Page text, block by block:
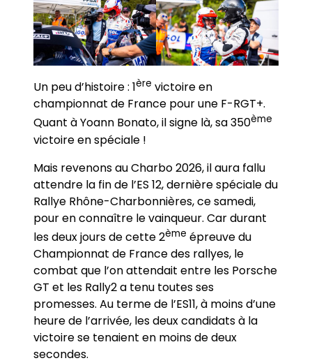
Un peu d’histoire : 1ère victoire en
championnat de France pour une F-RGT+.
Quant à Yoann Bonato, il signe là, sa 350ème
victoire en spéciale !
Mais revenons au Charbo 2026, il aura fallu
attendre la fin de l’ES 12, dernière spéciale du
Rallye Rhône-Charbonnières, ce samedi,
pour en connaître le vainqueur. Car durant
les deux jours de cette 2ème épreuve du
Championnat de France des rallyes, le
combat que l’on attendait entre les Porsche
GT et les Rally2 a tenu toutes ses
promesses. Au terme de l’ES11, à moins d’une
heure de l’arrivée, les deux candidats à la
victoire se tenaient en moins de deux
secondes.